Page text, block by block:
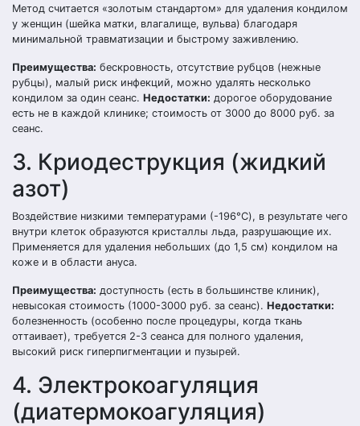
Метод считается «золотым стандартом» для удаления кондилом
у женщин (шейка матки, влагалище, вульва) благодаря
минимальной травматизации и быстрому заживлению.
Преимущества: бескровность, отсутствие рубцов (нежные
рубцы), малый риск инфекций, можно удалять несколько
кондилом за один сеанс. Недостатки: дорогое оборудование
есть не в каждой клинике; стоимость от 3000 до 8000 руб. за
сеанс.
3. Криодеструкция (жидкий
азот)
Воздействие низкими температурами (-196°C), в результате чего
внутри клеток образуются кристаллы льда, разрушающие их.
Применяется для удаления небольших (до 1,5 см) кондилом на
коже и в области ануса.
Преимущества: доступность (есть в большинстве клиник),
невысокая стоимость (1000-3000 руб. за сеанс). Недостатки:
болезненность (особенно после процедуры, когда ткань
оттаивает), требуется 2-3 сеанса для полного удаления,
высокий риск гиперпигментации и пузырей.
4. Электрокоагуляция
(диатермокоагуляция)